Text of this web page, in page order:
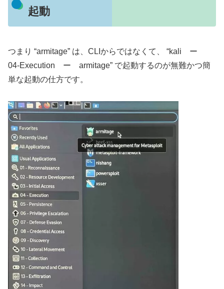
起動
つまり “armitage” は、CLIからではなくて、 “kali ー
04-Execution ー armitage” で起動するのが無難かつ簡
単な起動の仕方です。